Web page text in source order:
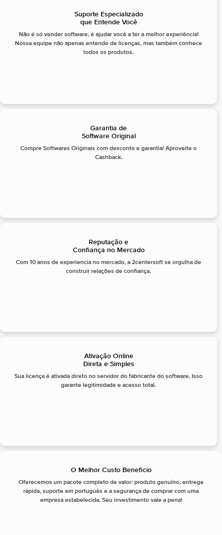
Suporte Especializado
que Entende Você
Não é só vender software, é ajudar você a ter a melhor experiência!
Nossa equipe não apenas entende de licenças, mas também conhece
todos os produtos.
Garantia de
Software Original
Compre Softwares Originais com desconto e garantia! Aproveite o
Cashback.
Reputação e
Confiança no Mercado
Com 10 anos de experiencia no mercado, a 2centersoft se orgulha de
construir relações de confiança.
Ativação Online
Direta e Simples
Sua licença é ativada direto no servidor do fabricante do software, Isso
garante legitimidade e acesso total.
O Melhor Custo Beneficio
Oferecemos um pacote completo de valor: produto genuíno, entrega
rápida, suporte em português e a segurança de comprar com uma
empresa estabelecida. Seu investimento vale a pena!